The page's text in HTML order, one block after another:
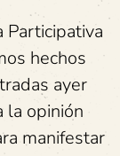
Participativa
hechos
ayer
la opinión
manifestar